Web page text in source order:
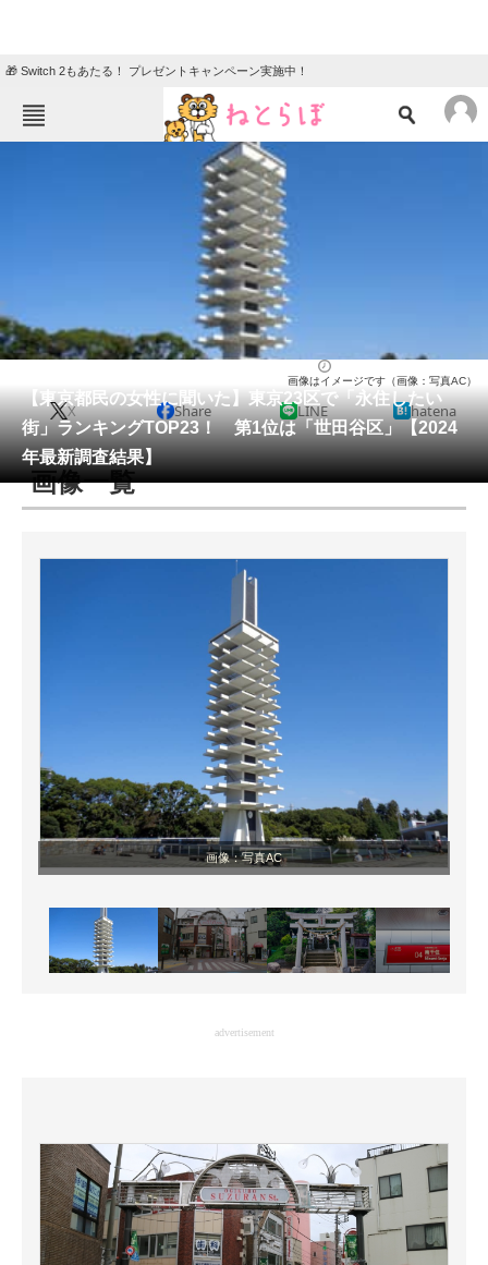
🎁 Switch 2もあたる！ プレゼントキャンペーン実施中！
ニュース
クイズ
地域
教育・育児
動物 リサーチ
会員記事
メディア
注目記事を集めた総合ページ
進化するPCとデバイスの未来
好きが集まる 比べて選べる
ビジネスと働き方のヒント
企業ITのトレンドを詳説
経営リーダーのコミュニティ
マーケ×ITの今がよく分かる
ITエンジニア向け専門サイト
モノづくり技術者専門サイト
エレクトロニクス専門サイト
電子設計の基本と応用
【東京都民の女性に聞いた】東京23区で「永住したい
街」ランキングTOP23！ 第1位は「世田谷区」【2024
年最新調査結果】
画像はイメージです（画像：写真AC）
X Share LINE hatena
画像一覧
画像：写真AC
advertisement